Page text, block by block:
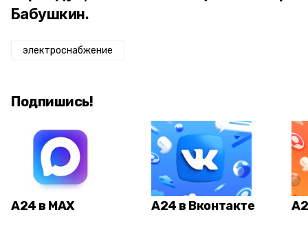
Бабушкин.
электроснабжение
Подпишись!
А24 в MAX А24 в Вконтакте